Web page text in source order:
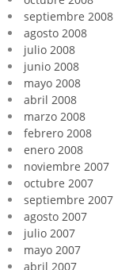
septiembre 2008
agosto 2008
julio 2008
junio 2008
mayo 2008
abril 2008
marzo 2008
febrero 2008
enero 2008
noviembre 2007
octubre 2007
septiembre 2007
agosto 2007
julio 2007
mayo 2007
abril 2007